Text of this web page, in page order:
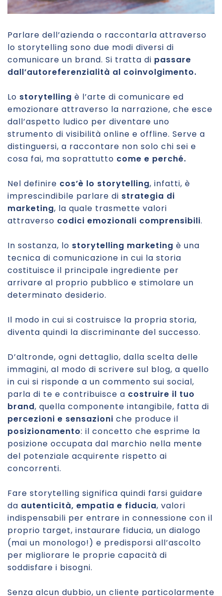
Parlare dell’azienda o raccontarla attraverso
lo storytelling sono due modi diversi di
comunicare un brand. Si tratta di passare
dall’autoreferenzialità al coinvolgimento.
Lo storytelling è l’arte di comunicare ed
emozionare attraverso la narrazione, che esce
dall’aspetto ludico per diventare uno
strumento di visibilità online e offline. Serve a
distinguersi, a raccontare non solo chi sei e
cosa fai, ma soprattutto come e perché.
Nel definire cos’è lo storytelling, infatti, è
imprescindibile parlare di strategia di
marketing, la quale trasmette valori
attraverso codici emozionali comprensibili.
In sostanza, lo storytelling marketing è una
tecnica di comunicazione in cui la storia
costituisce il principale ingrediente per
arrivare al proprio pubblico e stimolare un
determinato desiderio.
Il modo in cui si costruisce la propria storia,
diventa quindi la discriminante del successo.
D’altronde, ogni dettaglio, dalla scelta delle
immagini, al modo di scrivere sul blog, a quello
in cui si risponde a un commento sui social,
parla di te e contribuisce a costruire il tuo
brand, quella componente intangibile, fatta di
percezioni e sensazioni che produce il
posizionamento: il concetto che esprime la
posizione occupata dal marchio nella mente
del potenziale acquirente rispetto ai
concorrenti.
Fare storytelling significa quindi farsi guidare
da autenticità, empatia e fiducia, valori
indispensabili per entrare in connessione con il
proprio target, instaurare fiducia, un dialogo
(mai un monologo!) e predisporsi all’ascolto
per migliorare le proprie capacità di
soddisfare i bisogni.
Senza alcun dubbio, un cliente particolarmente